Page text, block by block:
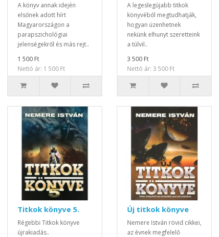
A könyv annak idején
elsőnek adott hírt
Magyarországon a
parapszichológiai
jelenségekről és más rejt..
1 500 Ft
Nettó ár: 1 500 Ft
A legeslegújabb titkok
könyvéből megtudhatják,
hogyan üzenhetnek
nekünk elhunyt szeretteink
a túlvil..
3 500 Ft
Nettó ár: 3 500 Ft
Titkok könyve 5.
Régebbi Titkok könyve
újrakiadás..
Új titkok könyve
Nemere István rövid cikkei,
az évnek megfelelő